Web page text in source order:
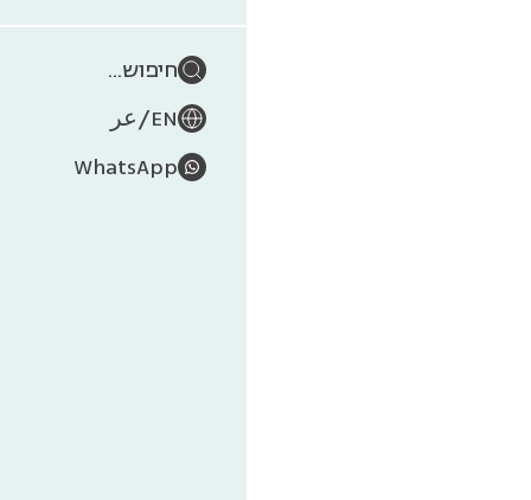
חיפוש...
EN
/عر
WhatsApp
כארבעים
אם